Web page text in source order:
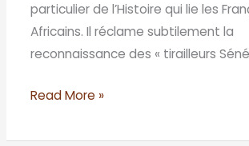
particulier de l’Histoire qui lie les
Africains. Il réclame subtilement la
reconnaissance des « tirailleurs
Read More »